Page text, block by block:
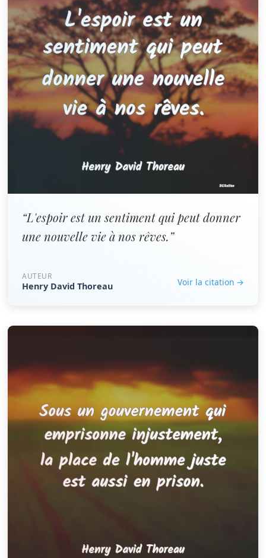
“L'espoir est un sentiment qui peut donner
une nouvelle vie à nos rêves.”
AUTEUR
Henry David Thoreau Voir la citation →